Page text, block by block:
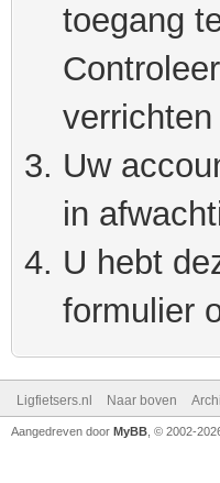
toegang
Uw
in
U hebt
formulier
Ligfietsers.nl Naar boven
Aangedreven door MyBB , © 2002-